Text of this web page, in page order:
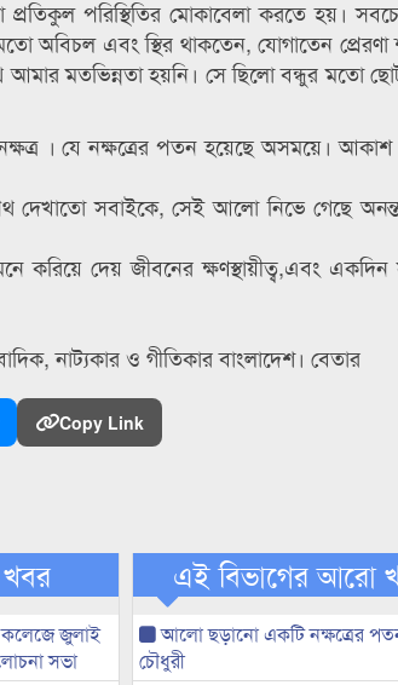
প্রতিকুল পরিস্থিতির মোকাবেলা করতে হয়।
এবং স্থির থাকতেন, যোগাতেন প্রেরণা
আমার মতভিন্নতা হয়নি। সে ছিলো বন্ধুর মতো
। যে নক্ষত্রের পতন হয়েছে অসময়ে।
দেখাতো সবাইকে, সেই আলো নিভে গেছে
দেয় জীবনের ক্ষণস্থায়ীত্ব,এবং
নাট্যকার ও গীতিকার বাংলাদেশ। বেতার
Copy Link
খবর
জুলাই
সভা
এই বিভাগের আরো
আলো ছড়ানো একটি নক্ষত্রের
চৌধুরী